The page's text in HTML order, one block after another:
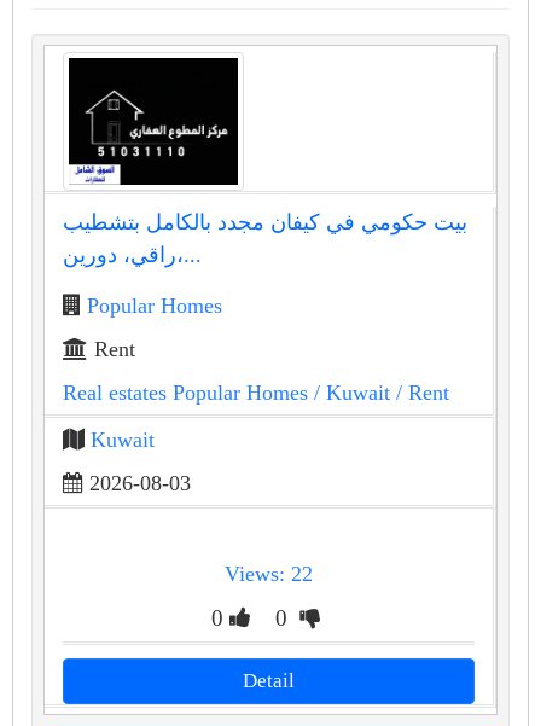
بيت حكومي في كيفان مجدد بالكامل بتشطيب
راقي، دورين،...
Popular Homes
Rent
Real estates Popular Homes / Kuwait / Rent
Kuwait
2026-08-03
Views: 22
0 0
Detail